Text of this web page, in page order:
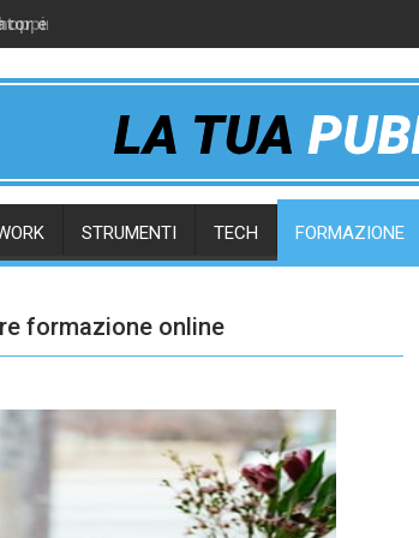
e gruppi online
STRUMENTI TECH FORMAZIONE
formazione online